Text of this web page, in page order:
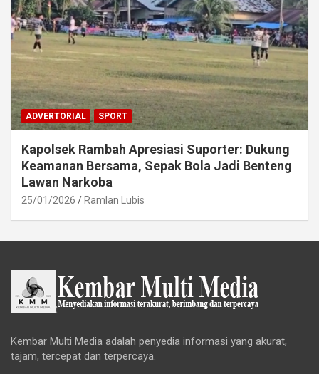
ADVERTORIAL SPORT
Kapolsek Rambah Apresiasi Suporter: Dukung
Keamanan Bersama, Sepak Bola Jadi Benteng
Lawan Narkoba
25/01/2026 Ramlan Lubis
Kembar Multi Media adalah penyedia informasi yang akurat,
tajam, tercepat dan terpercaya.